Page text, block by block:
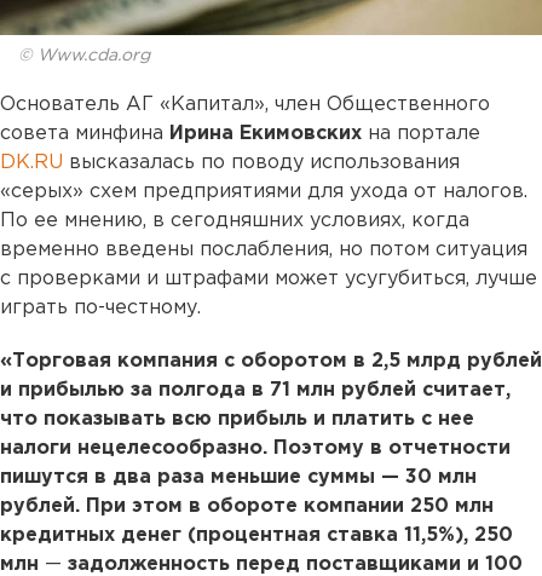
© Www.cda.org
Основатель АГ «Капитал», член Общественного
совета минфина Ирина Екимовских на портале
DK.RU высказалась по поводу использования
«серых» схем предприятиями для ухода от налогов.
По ее мнению, в сегодняшних условиях, когда
временно введены послабления, но потом ситуация
с проверками и штрафами может усугубиться, лучше
играть по-честному.
«Торговая компания с оборотом в 2,5 млрд рублей
и прибылью за полгода в 71 млн рублей считает,
что показывать всю прибыль и платить с нее
налоги нецелесообразно. Поэтому в отчетности
пишутся в два раза меньшие суммы — 30 млн
рублей. При этом в обороте компании 250 млн
кредитных денег (процентная ставка 11,5%), 250
млн — задолженность перед поставщиками и 100